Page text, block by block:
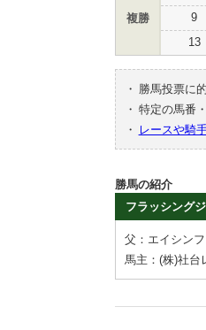
複勝 9
13
・
勝馬投票に
・ 特定の馬番
・
レースや騎
勝馬の紹介
フラッシング
父：エイシンフ
馬主：(株)社台